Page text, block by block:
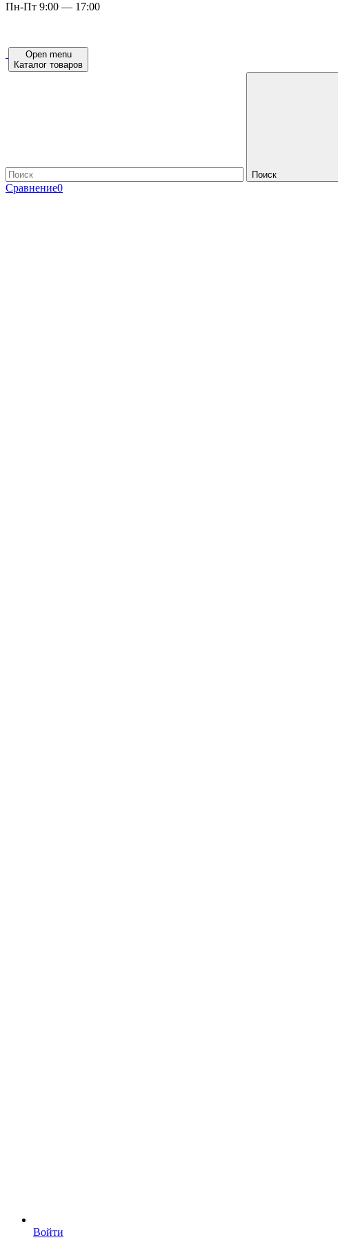
Пн-Пт 9:00 — 17:00
Open menu
Каталог товаров
Поиск
Сравнение0
Войти